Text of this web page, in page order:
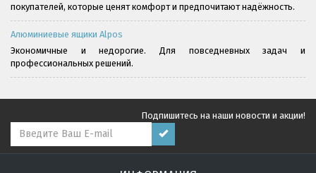
покупателей, которые ценят комфорт и предпочитают надёжность.
Алюминиевые ящики Alpos
Экономичные и недорогие. Для повседневных задач и
профессиональных решений.
Подпишитесь на наши новости и акции!